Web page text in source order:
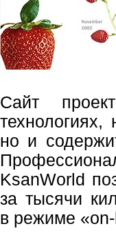
Сайт
но и
KsanWorld
за тысячи
в режиме